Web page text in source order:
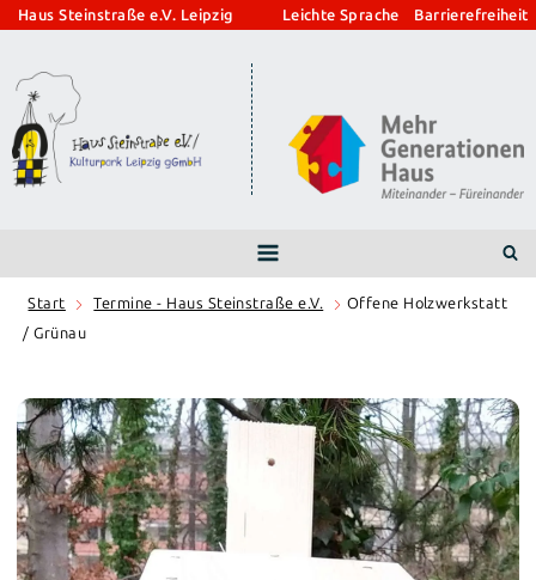
Zum
springen
Haus Steinstraße e.V. Leipzig Leichte Sprache Barrierefreiheit
Start Termine - Haus Steinstraße e.V.
Offene Holzwerkstatt
/ Grünau